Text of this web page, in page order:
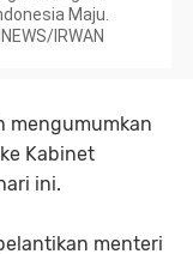
Maju.
IRWAN
mengumumkan
Kabinet
ini.
menteri